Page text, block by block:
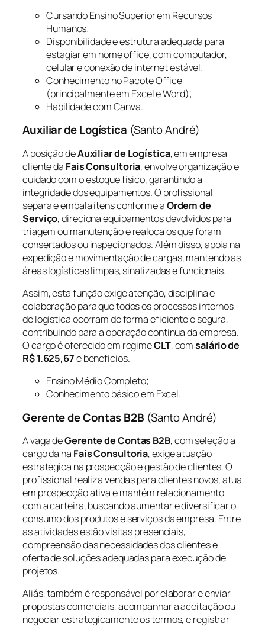
Cursando Ensino Superior em Recursos
Humanos;
Disponibilidade e estrutura adequada para
estagiar em home office, com computador,
celular e conexão de internet estável;
Conhecimento no Pacote Office
(principalmente em Excel e Word);
Habilidade com Canva.
Auxiliar de Logística (Santo André)
A posição deAuxiliar de Logística, em empresa
cliente da Fais Consultoria, envolve organização e
cuidado com o estoque físico, garantindo a
integridade dos equipamentos. O profissional
separa e embala itens conforme aOrdem de
Serviço, direciona equipamentos devolvidos para
triagem ou manutenção e realoca os que foram
consertados ou inspecionados. Além disso, apoia na
expedição e movimentação de cargas, mantendo as
áreas logísticas limpas, sinalizadas e funcionais.
Assim, esta função exige atenção, disciplina e
colaboração para que todos os processos internos
de logística ocorram de forma eficiente e segura,
contribuindo para a operação contínua da empresa.
O cargo é oferecido em regimeCLT, comsalário de
R$ 1.625,67e benefícios.
Ensino Médio Completo;
Conhecimento básico em Excel.
Gerente de Contas B2B (Santo André)
A vaga deGerente de Contas B2B, com seleção a
cargo da na Fais Consultoria, exige atuação
estratégica na prospecção e gestão de clientes. O
profissional realiza vendas para clientes novos, atua
em prospecção ativa e mantém relacionamento
com a carteira, buscando aumentar e diversificar o
consumo dos produtos e serviços da empresa. Entre
as atividades estão visitas presenciais,
compreensão das necessidades dos clientes e
oferta de soluções adequadas para execução de
projetos.
Aliás, também é responsável por elaborar e enviar
propostas comerciais, acompanhar a aceitação ou
negociar estrategicamente os termos, e registrar